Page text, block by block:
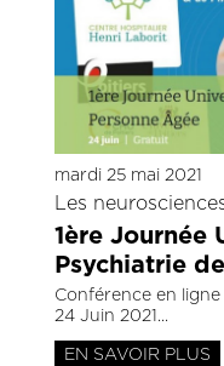
mardi 25 mai 2021
Les
1ère Journée
Psychiatrie
Conférence en
24 Juin 2021
EN SAVOIR PLUS